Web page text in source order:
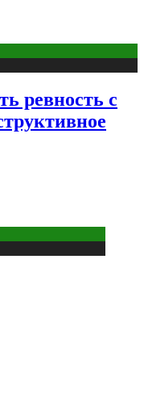
ревность с